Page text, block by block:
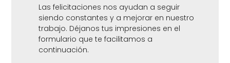
Las felicitaciones nos ayudan a seguir
siendo constantes y a mejorar en nuestro
trabajo. Déjanos tus impresiones en el
formulario que te facilitamos a
continuación.